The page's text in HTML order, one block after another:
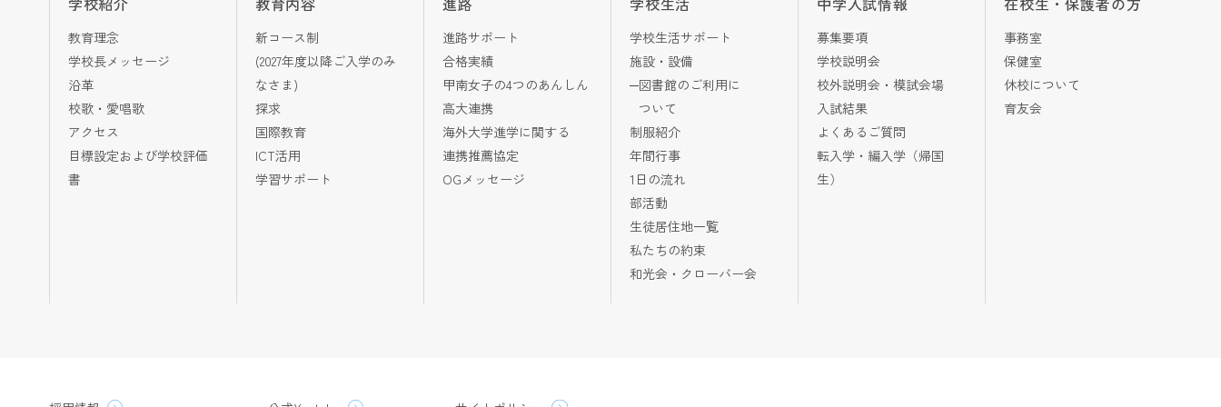
教育理念
学校長メッセージ
沿革
校歌・愛唱歌
アクセス
目標設定および学校評価
書
新コース制
(2027年度以降ご入学のみ
なさま)
探求
国際教育
ICT活用
学習サポート
進路サポート
合格実績
甲南女子の4つのあんしん
高大連携
海外大学進学に関する
連携推薦協定
OGメッセージ
学校生活サポート
施設・設備
図書館のご利用に
ついて
制服紹介
年間行事
1日の流れ
部活動
生徒居住地一覧
私たちの約束
和光会・クローバー会
募集要項
学校説明会
校外説明会・模試会場
入試結果
よくあるご質問
転入学・編入学（帰国
生）
事務室
保健室
休校について
育友会